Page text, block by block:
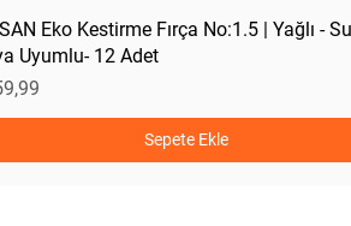
Eko Kestirme Fırça No:1.5 | Yağlı -
Uyumlu- 12 Adet
Sepete Ekle